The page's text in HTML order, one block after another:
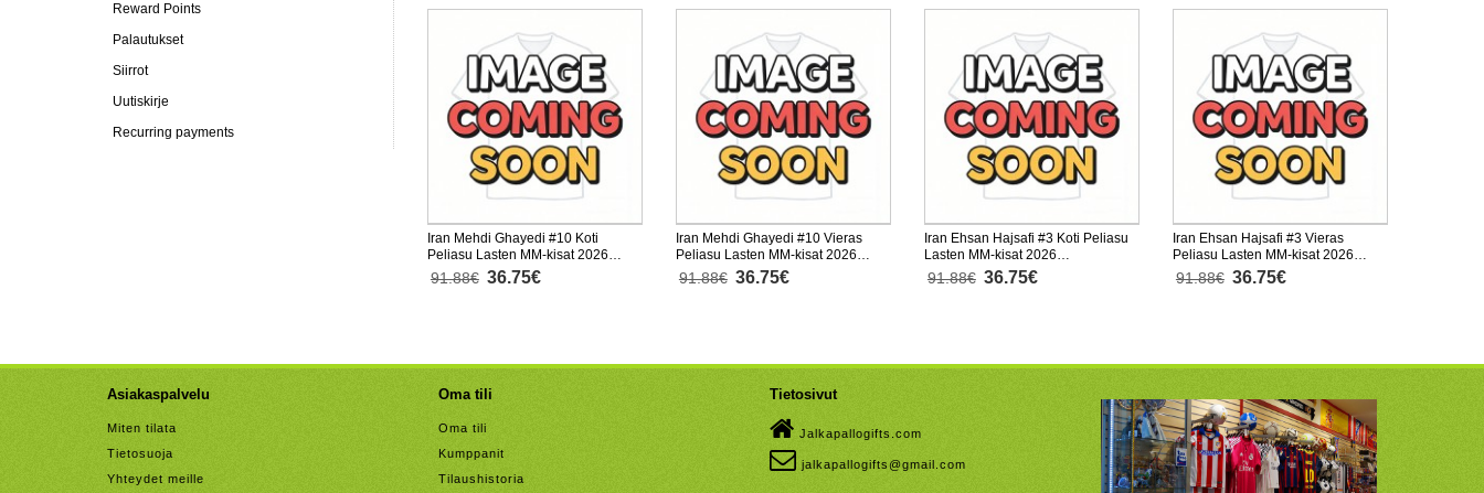
Reward Points
Palautukset
Siirrot
Uutiskirje
Recurring payments
Iran Mehdi Ghayedi #10 Koti
Peliasu Lasten MM-kisat 2026
Lyhythihainen (+ Lyhyet housut)
91.88€ 36.75€
Iran Mehdi Ghayedi #10 Vieras
Peliasu Lasten MM-kisat 2026
Lyhythihainen (+ Lyhyet housut)
91.88€ 36.75€
Iran Ehsan Hajsafi #3 Koti Peliasu
Lasten MM-kisat 2026
Lyhythihainen (+ Lyhyet housut)
91.88€ 36.75€
Iran Ehsan Hajsafi #3 Vieras
Peliasu Lasten MM-kisat 2026
Lyhythihainen (+ Lyhyet housut)
91.88€ 36.75€
Asiakaspalvelu
Miten tilata
Tietosuoja
Yhteydet meille
Oma tili
Oma tili
Kumppanit
Tilaushistoria
Tietosivut
Jalkapallogifts.com
jalkapallogifts@gmail.com